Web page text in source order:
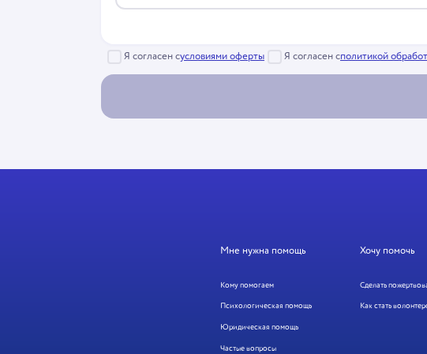
Я согласен сусловиями оферты Я согласен сполитикой
Мне нужна помощь
Кому помогаем
Психологическая помощь
Юридическая помощь
Частые вопросы
Хочу помочь
Сделать
Как стать